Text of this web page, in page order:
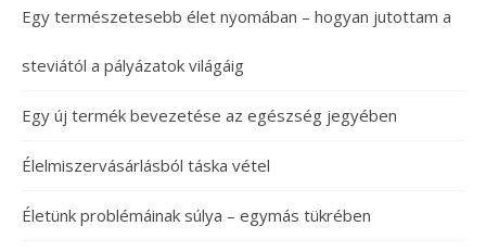
Egy természetesebb élet nyomában – hogyan jutottam a
steviától a pályázatok világáig
Egy új termék bevezetése az egészség jegyében
Élelmiszervásárlásból táska vétel
Életünk problémáinak súlya – egymás tükrében